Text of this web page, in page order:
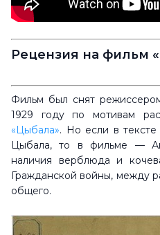
Рецензия на фильм
Фильм был снят
1929 году по мотивам
«Цыбала». Но если в
Цыбала, то в фильме —
наличия верблюда и
Гражданской войны, между
общего.